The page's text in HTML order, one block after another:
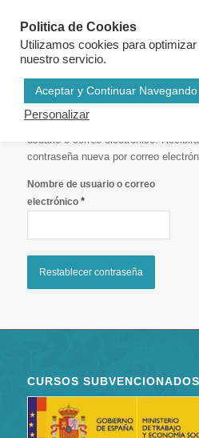
¿Perdiste tu contraseña? Por favor,
usuario o correo electrónico.
contraseña nueva por correo
Nombre de usuario o correo
electrónico *
Restablecer contraseña
CURSOS
Politica de Cookies
Utilizamos cookies para
nuestro servicio.
Aceptar y Continuar Navegando
Personalizar